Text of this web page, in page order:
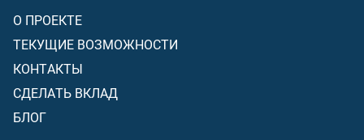
О ПРОЕКТЕ
ТЕКУЩИЕ ВОЗМОЖНОСТИ
КОНТАКТЫ
СДЕЛАТЬ ВКЛАД
БЛОГ